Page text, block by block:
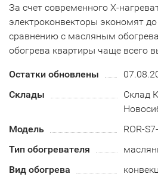
За счет современного Х-
электроконвекторы экономят
сравнению с масляным
обогрева квартиры чаще всего
Остатки обновлены
Склады
Склад
Модель
ROR-
Тип обогревателя
Вид обогрева